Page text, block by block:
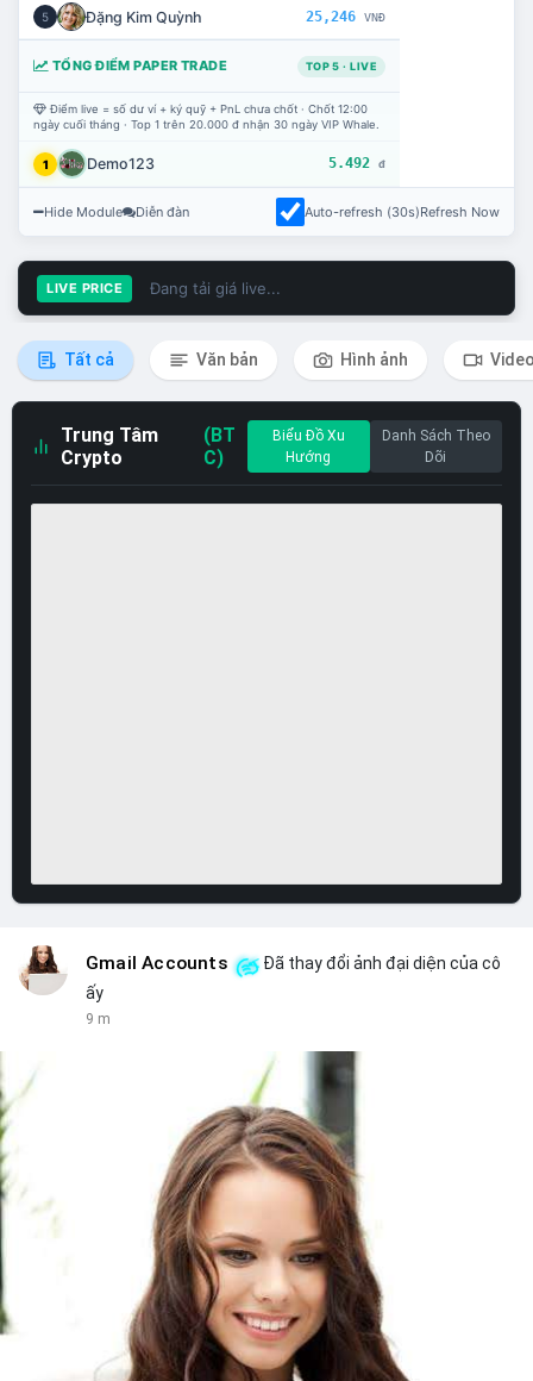
5 Đặng Kim Quỳnh 25,246 VNĐ
TỔNG ĐIỂM PAPER TRADE TOP 5 · LIVE
Điểm live = số dư ví + ký quỹ + PnL chưa chốt · Chốt 12:00
ngày cuối tháng · Top 1 trên 20.000 đ nhận 30 ngày VIP Whale.
1 Demo123 5.492 đ
Hide Module Diễn đàn Auto-refresh (30s)Refresh Now
LIVE PRICE Đang tải giá live...
Tất cả Văn bản Hình ảnh
Trung Tâm
Crypto
(BT
C)
Biểu Đồ Xu
Hướng
Danh Sách Theo
Dõi
Gmail Accounts
Đã thay đổi ảnh đại diện của cô
ấy
9 m